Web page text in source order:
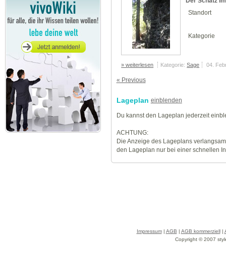
Standort
Kategorie
» weiterlesen Kategorie:Sage 04.
« Previous
Lageplan einblenden
Du kannst den Lageplan jederzeit
ACHTUNG:
Die Anzeige des Lageplans
den Lageplan nur bei einer schnellen
Impressum| AGB | AGB kommerziell|
Copyright © 2007